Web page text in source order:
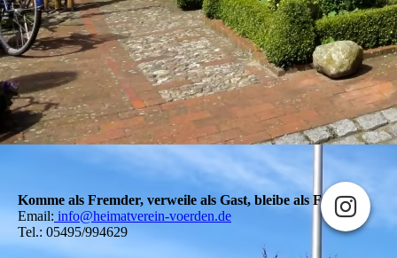
Komme als Fremder, verweile als Gast, bleibe als Freund!
Email: info@heimatverein-voerden.de
Tel.: 05495/994629